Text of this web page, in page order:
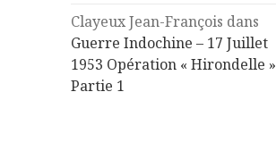
Clayeux Jean-François dans
Guerre Indochine – 17 Juillet
1953 Opération « Hirondelle »
Partie 1